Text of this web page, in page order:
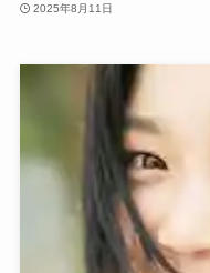
2025年8月11日